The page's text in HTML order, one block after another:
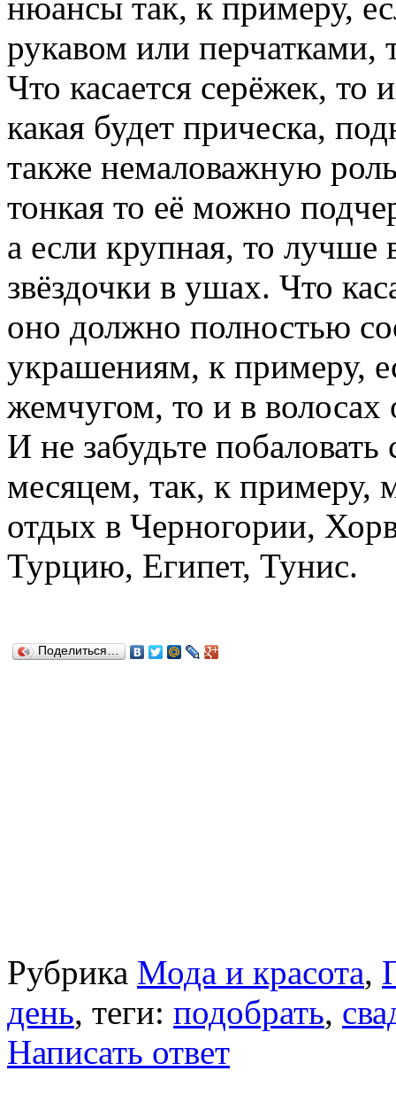
рукавом или перчатками,
Что касается серёжек, то
какая будет прическа,
также немаловажную
тонкая то её можно
а если крупная, то лучше
звёздочки в ушах. Что
оно должно полностью
украшениям, к примеру,
жемчугом, то и в
И не забудьте
месяцем, так, к примеру,
отдых в Черногории,
Турцию, Египет, Тунис.
Поделиться…
Рубрика Мода и красота,
день, теги: подобрать,
Написать ответ